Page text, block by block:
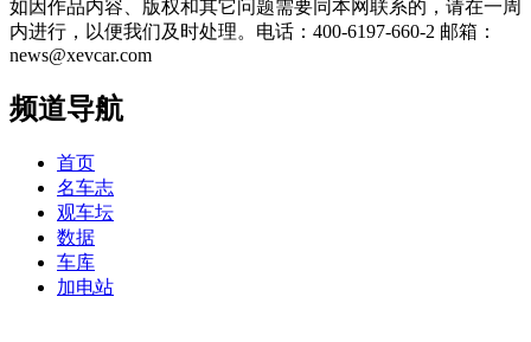
如因作品内容、版权和其它问题需要同本网联系的，请在一周
内进行，以便我们及时处理。电话：400-6197-660-2 邮箱：
news@xevcar.com
频道导航
首页
名车志
观车坛
数据
车库
加电站